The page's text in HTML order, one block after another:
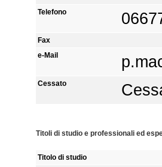
Telefono
Fax
e-Mail
Cessato
Titoli di studio e professionali ed
Titolo di studio